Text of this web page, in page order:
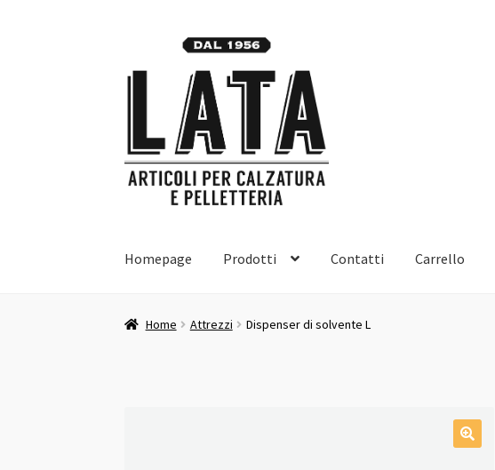
alla
navigazione
al
contenuto
Homepage Prodotti Contatti Carrello
Home Attrezzi Dispenser di solvente L